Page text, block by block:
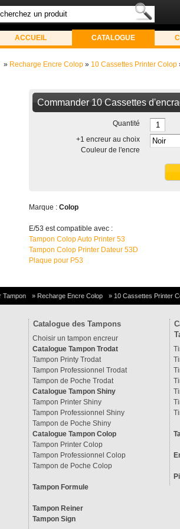
ACCUEIL CATALOGUE
» Recharge Encre Colop » 10 Cassettes Printer Colop
Commander 10 Cassettes
Quantité
+1 encreur au choix
Couleur de l'encre
Marque : Colop
E/53 est compatible avec :
Tampon Colop Auto Printer 53
Tampon Colop Printer Dateur 53D
Plaque pour P53
Tampon » Recharge Encre Colop » 10 Cassettes Printer
Catalogue des Tampons
Choisir un tampon encreur
Catalogue Tampon Trodat
Tampon Printy Trodat
Tampon Professionnel Trodat
Tampon de Poche Trodat
Catalogue Tampon Shiny
Tampon Printer Shiny
Tampon Professionnel Shiny
Tampon de Poche Shiny
Catalogue Tampon Colop
Tampon Printer Colop
Tampon Professionnel Colop
Tampon de Poche Colop
Tampon Formule
Tampon Reiner
Tampon Sign